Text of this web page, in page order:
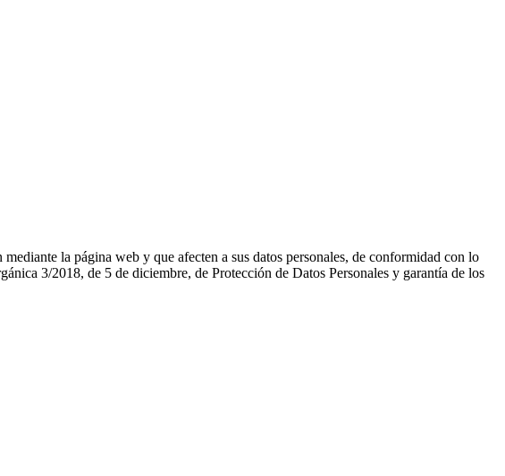
la página web y que afecten a sus datos personales, de conformidad con lo
3/2018, de 5 de diciembre, de Protección de Datos Personales y garantía de los